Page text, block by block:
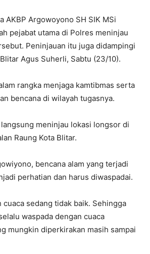
AKBP Argowoyono SH SIK MSi
pejabat utama di Polres meninjau
Peninjauan itu juga didampingi
Agus Suherli, Sabtu (23/10).
rangka menjaga kamtibmas serta
bencana di wilayah tugasnya.
meninjau lokasi longsor di
Raung Kota Blitar.
bencana alam yang terjadi
perhatian dan harus diwaspadai.
cuaca sedang tidak baik. Sehingga
waspada dengan cuaca
mungkin diperkirakan masih sampai